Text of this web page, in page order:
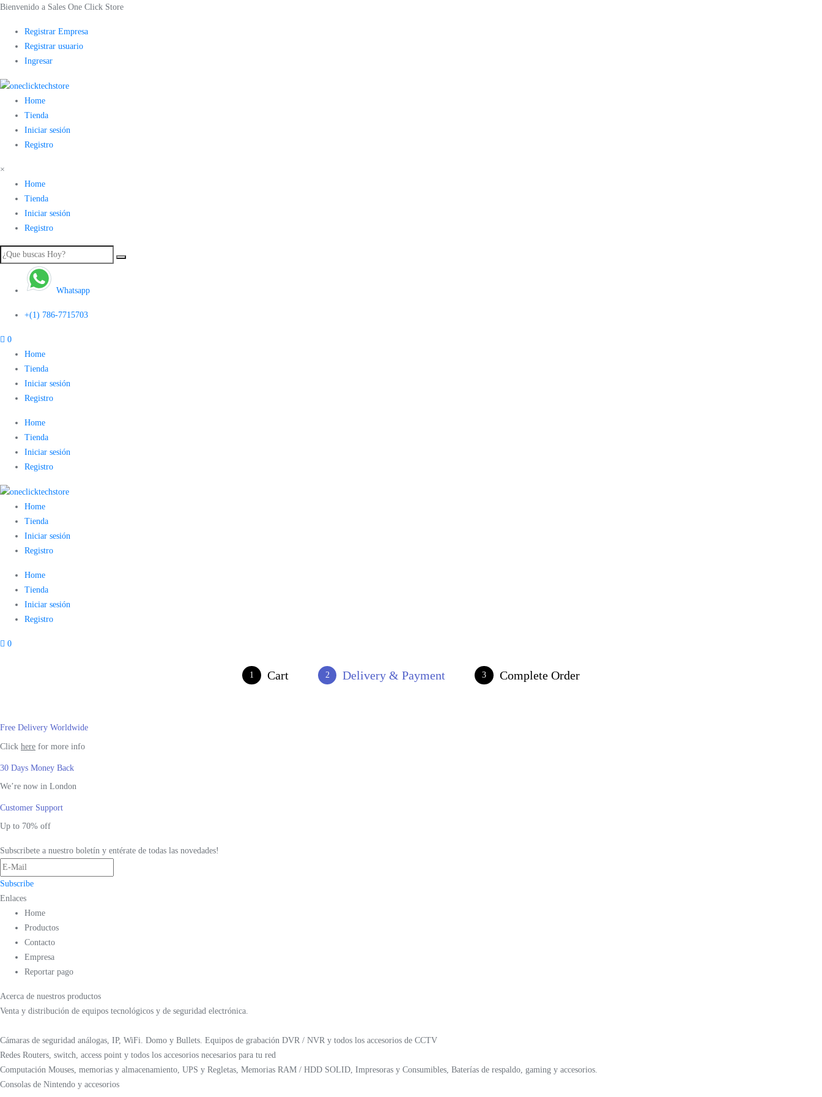
Bienvenido a Sales One Click Store
Registrar Empresa
Registrar usuario
Ingresar
Home
Tienda
Iniciar sesión
Registro
×
Home
Tienda
Iniciar sesión
Registro
Whatsapp
+(1) 786-7715703
0
Home
Tienda
Iniciar sesión
Registro
Home
Tienda
Iniciar sesión
Registro
Home
Tienda
Iniciar sesión
Registro
Home
Tienda
Iniciar sesión
Registro
0
1 Cart 2 Delivery & Payment 3 Complete Order
Free Delivery Worldwide
Click here for more info
30 Days Money Back
We’re now in London
Customer Support
Up to 70% off
Subscribete a nuestro boletín y entérate de todas las novedades!
Subscribe
Enlaces
Home
Productos
Contacto
Empresa
Reportar pago
Acerca de nuestros productos
Venta y distribución de equipos tecnológicos y de seguridad electrónica.
Cámaras de seguridad análogas, IP, WiFi. Domo y Bullets. Equipos de grabación DVR / NVR y todos los accesorios de CCTV
Redes Routers, switch, access point y todos los accesorios necesarios para tu red
Computación Mouses, memorias y almacenamiento, UPS y Regletas, Memorias RAM / HDD SOLID, Impresoras y Consumibles, Baterías de respaldo, gaming y accesorios.
Consolas de Nintendo y accesorios